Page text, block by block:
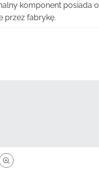
komponent posiada
przez fabrykę.
na bezpośrednie